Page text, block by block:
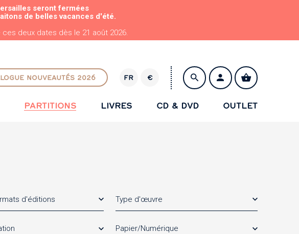
seront fermées
de belles vacances d'été.
deux dates dès le 21 août 2026.
NOUVEAUTÉS 2026 FR
R
€
PARTITIONS LIVRES CD & DVD OUTLET
d'éditions Type d'œuvre
Papier/Numérique